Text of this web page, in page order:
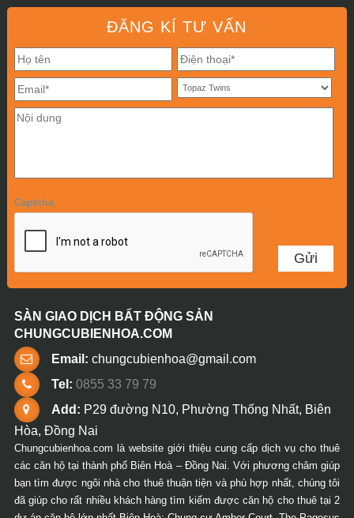
ĐĂNG KÍ TƯ VẤN
Captcha
SÀN GIAO DỊCH BẤT ĐỘNG SẢN
CHUNGCUBIENHOA.COM
Email: chungcubienhoa@gmail.com
Tel: 0855 33 79 79
Add: P29 đường N10, Phường Thống Nhất, Biên
Hòa, Đồng Nai
Chungcubienhoa.com là website giới thiệu cung cấp dịch vụ cho thuê
các căn hộ tại thành phố Biên Hoà – Đồng Nai. Với phương châm giúp
bạn tìm được ngôi nhà cho thuê thuận tiện và phù hợp nhất, chúng tôi
đã giúp cho rất nhiều khách hàng tìm kiếm được căn hộ cho thuê tại 2